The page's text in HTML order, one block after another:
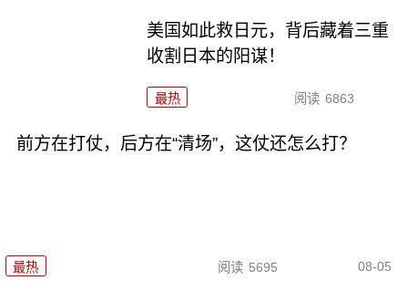
美国如此救日元，背后藏着三重
收割日本的阳谋！
最热 阅读 6863
前方在打仗，后方在“清场”，这仗还怎么打？
最热 阅读 5695 08-05